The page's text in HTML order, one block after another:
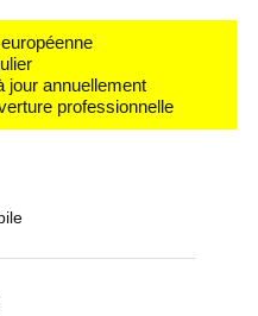
jour annuellement
professionnelle